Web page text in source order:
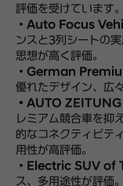
評価を受けています
・ Auto Focus
ンスと3列シートの
思想が高く評価。
・ German
優れたデザイン、広
・AUTO ZEITUNG
レミアム競合車を抑
的なコネクティビテ
用性が高評価。
・ Electric SUV of
ス、多用途性が評価。